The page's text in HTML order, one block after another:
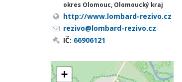
okres Olomouc, Olomoucký kraj
http://www.lombard-rezivo.cz
rezivo@lombard-rezivo.cz
IČ: 66906121
+